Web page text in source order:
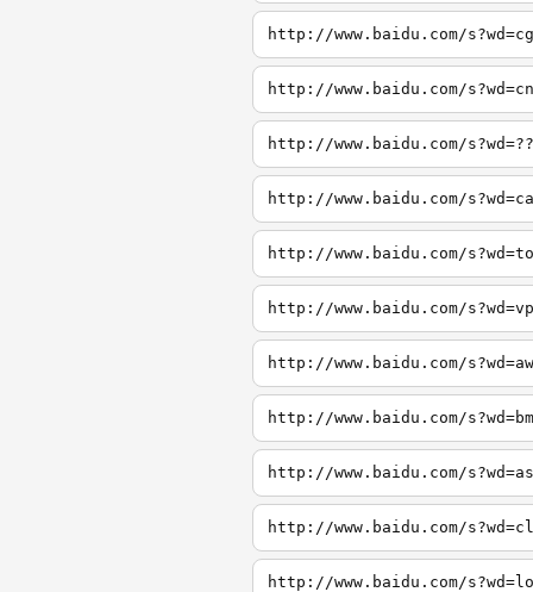
http://www.baidu.com/
http://www.baidu.com/
http://www.baidu.com/
http://www.baidu.com/
http://www.baidu.com/
http://www.baidu.com/
http://www.baidu.com/
http://www.baidu.com/
http://www.baidu.com/
http://www.baidu.com/
http://www.baidu.com/